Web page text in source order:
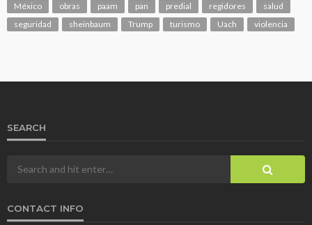
México
obras paam pan predial regidores
salud
seguridad
sheinbaum Trump turismo Uach violencia
SEARCH
CONTACT INFO